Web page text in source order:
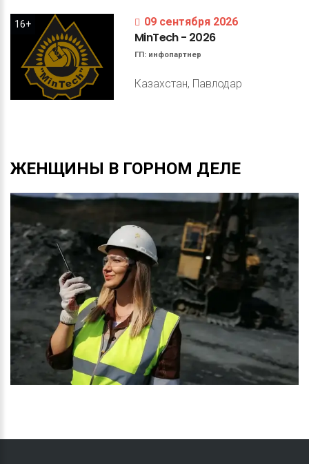
16+ 09 сентября 2026
MinTech- 2026
ГП: инфопартнер
Казахстан, Павлодар
ЖЕНЩИНЫ В ГОРНОМ ДЕЛЕ